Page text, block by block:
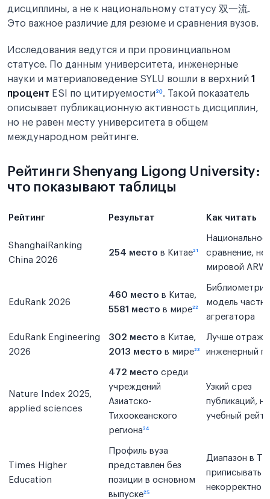
дисциплины, а не к национальному статусу 双一流.
Это важное различие для резюме и сравнения вузов.
Исследования ведутся и при провинциальном
статусе. По данным университета, инженерные
науки и материаловедение SYLU вошли в верхний 1
процент ESI по цитируемости²⁰. Такой показатель
описывает публикационную активность дисциплин,
но не равен месту университета в общем
международном рейтинге.
Рейтинги Shenyang Ligong University:
что показывают таблицы
Рейтинг Результат Как читать
ShanghaiRanking
China 2026
254 место в Китае²¹
Национальное
сравнение, не
мировой
EduRank 2026
460 место в Китае,
5581 место в мире²²
модель
агрегатора
EduRank Engineering
2026
302 место в Китае,
2013 место в мире²³
Лучше
инженерный
Nature Index 2025,
applied sciences
472 место среди
учреждений
Азиатско-
Тихоокеанского
региона²⁴
Узкий срез
публикаций, не
учебный
Times Higher
Education
Профиль вуза
представлен без
позиции в основном
выпуске²⁵
Диапазон в
приписывать
некорректно